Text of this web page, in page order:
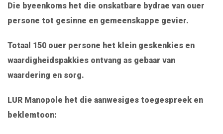
Die byeenkoms het die onskatbare bydrae van ouer
persone tot gesinne en gemeenskappe gevier.
Totaal 150 ouer persone het klein geskenkies en
waardigheidspakkies ontvang as gebaar van
waardering en sorg.
LUR Manopole het die aanwesiges toegespreek en
beklemtoon: